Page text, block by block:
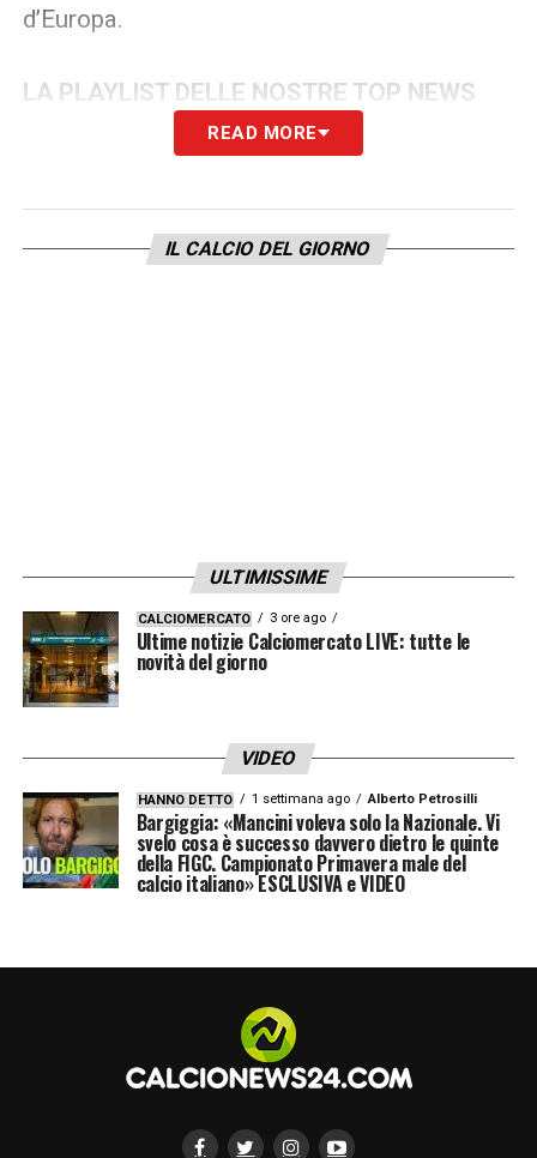
d’Europa.
LA PLAYLIST DELLE NOSTRE TOP NEWS
READ MORE
IL CALCIO DEL GIORNO
ULTIMISSIME
CALCIOMERCATO 3 ore ago
Ultime notizie Calciomercato LIVE: tutte le
novità del giorno
VIDEO
HANNO DETTO 1 settimana ago Alberto Petrosilli
Bargiggia: «Mancini voleva solo la Nazionale. Vi
svelo cosa è successo davvero dietro le quinte
della FIGC. Campionato Primavera male del
calcio italiano» ESCLUSIVA e VIDEO